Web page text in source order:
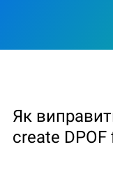
Як
create DPOF